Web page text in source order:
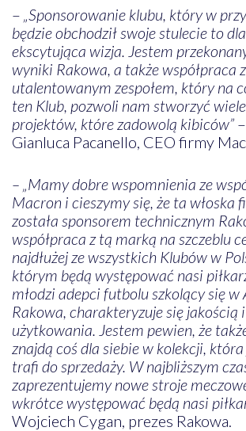
– „Sponsorowanie klubu, który w
będzie obchodził swoje stulecie to
ekscytująca wizja. Jestem
wyniki Rakowa, a także współpraca
utalentowanym zespołem, który na
ten Klub, pozwoli nam stworzyć
projektów, które zadowolą kibiców”
Gianluca Pacanello, CEO firmy
– „Mamy dobre wspomnienia ze
Macron i cieszymy się, że ta włoska
została sponsorem technicznym
współpraca z tą marką na szczeblu
najdłużej ze wszystkich Klubów w
którym będą występować nasi
młodzi adepci futbolu szkolący się w
Rakowa, charakteryzuje się jakością
użytkowania. Jestem pewien, że
znajdą coś dla siebie w kolekcji,
trafi do sprzedaży. W najbliższym
zaprezentujemy nowe stroje
wkrótce występować będą nasi
Wojciech Cygan, prezes Rakowa.